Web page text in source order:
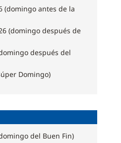
(domingo antes de la
(domingo después de
después del
Domingo)
del Buen Fin)